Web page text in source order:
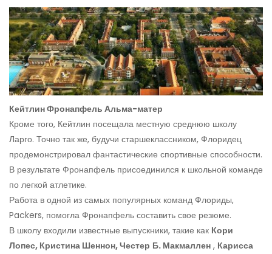
Кейтлин Фронапфель Альма-матер
Кроме того, Кейтлин посещала местную среднюю школу
Ларго. Точно так же, будучи старшеклассником, Флоридец
продемонстрировал фантастические спортивные способности.
В результате Фронапфель присоединился к школьной команде
по легкой атлетике.
Работа в одной из самых популярных команд Флориды,
Packers, помогла Фронапфель составить свое резюме.
В школу входили известные выпускники, такие как Кори
Лопес, Кристина Шеннон, Честер Б. Макмаллен , Карисса